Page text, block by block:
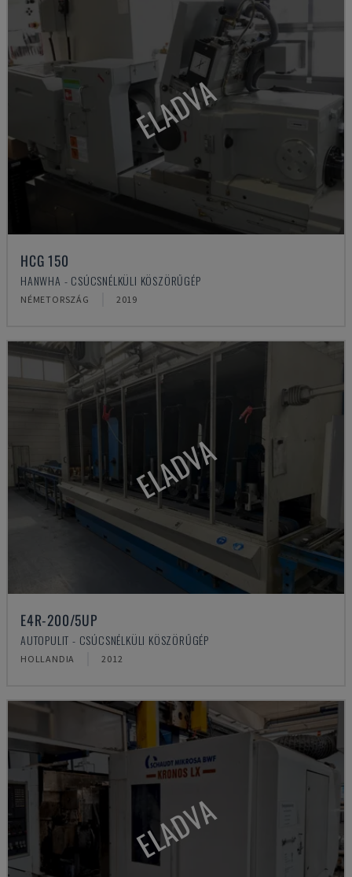
ELADVA
HCG 150
HANWHA - CSÚCSNÉLKÜLI KÖSZÖRŰGÉP
NÉMETORSZÁG 2019
ELADVA
E4R-200/5UP
AUTOPULIT - CSÚCSNÉLKÜLI KÖSZÖRŰGÉP
HOLLANDIA 2012
ELADVA